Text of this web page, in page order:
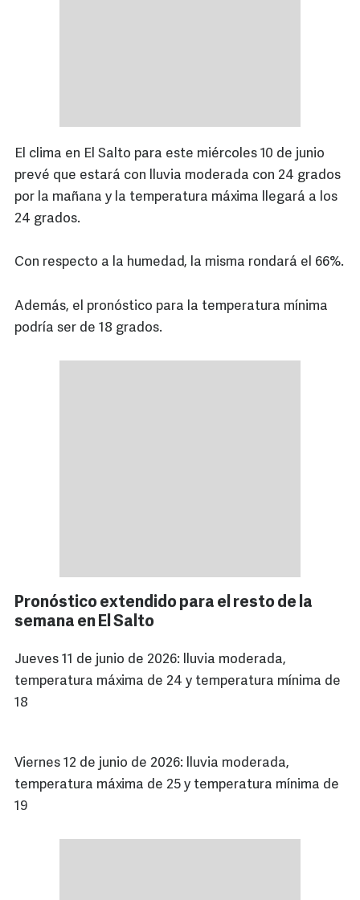
El clima en El Salto para este miércoles 10 de junio
prevé que estará con lluvia moderada con 24 grados
por la mañana y la temperatura máxima llegará a los
24 grados.
Con respecto a la humedad, la misma rondará el 66%.
Además, el pronóstico para la temperatura mínima
podría ser de 18 grados.
Pronóstico extendido para el resto de la
semana en El Salto
Jueves 11 de junio de 2026: lluvia moderada,
temperatura máxima de 24 y temperatura mínima de
18
Viernes 12 de junio de 2026: lluvia moderada,
temperatura máxima de 25 y temperatura mínima de
19